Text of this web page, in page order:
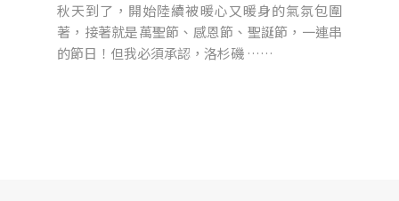
秋天到了，開始陸續被暖心又暖身的氣氛包圍
著，接著就是萬聖節、感恩節、聖誕節，一連串
的節日！但我必須承認，洛杉磯 ……